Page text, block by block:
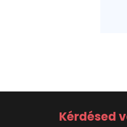
Kérdésed